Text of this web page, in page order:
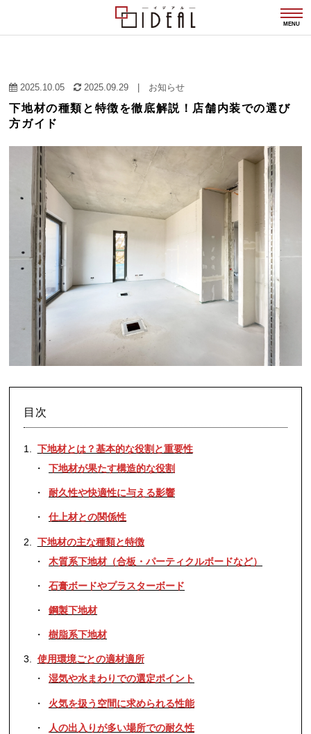
MENU
2025.10.05 2025.09.29 お知らせ
下地材の種類と特徴を徹底解説！店舗内装での選び
方ガイド
目次
下地材とは？基本的な役割と重要性
下地材が果たす構造的な役割
耐久性や快適性に与える影響
仕上材との関係性
下地材の主な種類と特徴
木質系下地材（合板・パーティクルボードなど）
石膏ボードやプラスターボード
鋼製下地材
樹脂系下地材
使用環境ごとの適材適所
湿気や水まわりでの選定ポイント
火気を扱う空間に求められる性能
人の出入りが多い場所での耐久性